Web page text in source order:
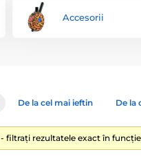
Accesorii
De la cel mai ieftin De la
- filtrați rezultatele exact în